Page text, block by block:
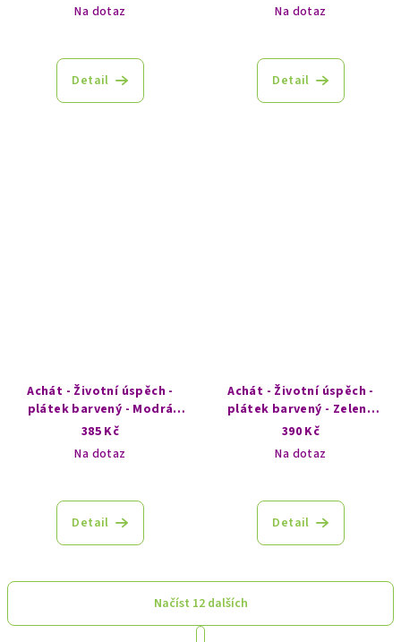
Na dotaz
Detail
Na dotaz
Detail
Achát - Životní úspěch -
plátek barvený - Modrá
laguna
385 Kč
Na dotaz
Detail
Achát - Životní úspěch -
plátek barvený - Zelené
oko
390 Kč
Na dotaz
Detail
Načíst 12 dalších
S